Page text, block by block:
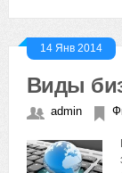
14 Янв 2014
Виды
admin